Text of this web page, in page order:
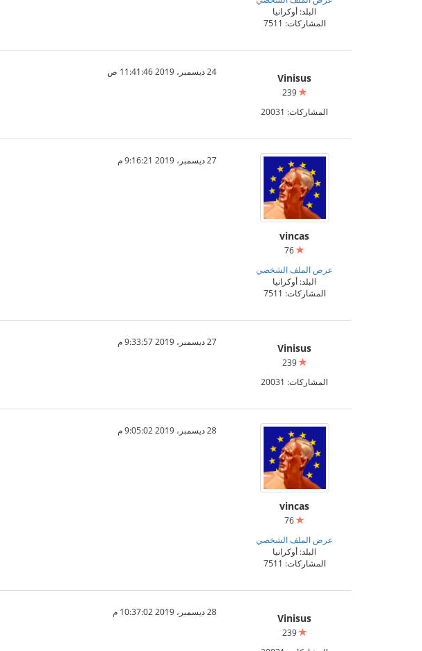
البلد: أوكرانيا
المشاركات: 7511
Vinisus
239
المشاركات: 20031
24 ديسمبر، 2019 11:41:46 ص
vincas
عرض الملف الشخصي
البلد: أوكرانيا
المشاركات: 7511
27 ديسمبر، 2019 9:16:21 م
Vinisus
239
المشاركات: 20031
27 ديسمبر، 2019 9:33:57 م
vincas
عرض الملف الشخصي
البلد: أوكرانيا
المشاركات: 7511
28 ديسمبر، 2019 9:05:02 م
Vinisus
239
28 ديسمبر، 2019 10:37:02 م